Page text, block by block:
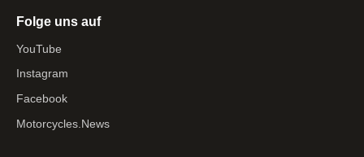
Folge uns auf
YouTube
Instagram
Facebook
Motorcycles.News